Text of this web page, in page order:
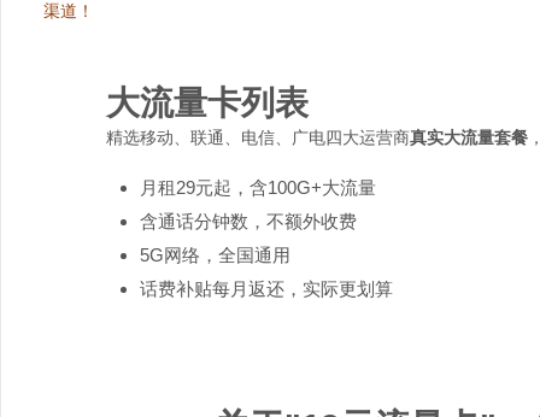
渠道！
大流量卡列表
精选移动、联通、电信、广电四大运营商真实大流量套餐
月租29元起，含100G+大流量
含通话分钟数，不额外收费
5G网络，全国通用
话费补贴每月返还，实际更划算